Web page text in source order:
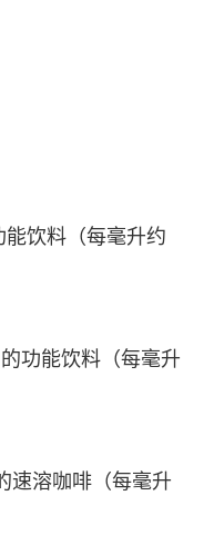
饮料（每毫升约
功能饮料（每毫升
速溶咖啡（每毫升